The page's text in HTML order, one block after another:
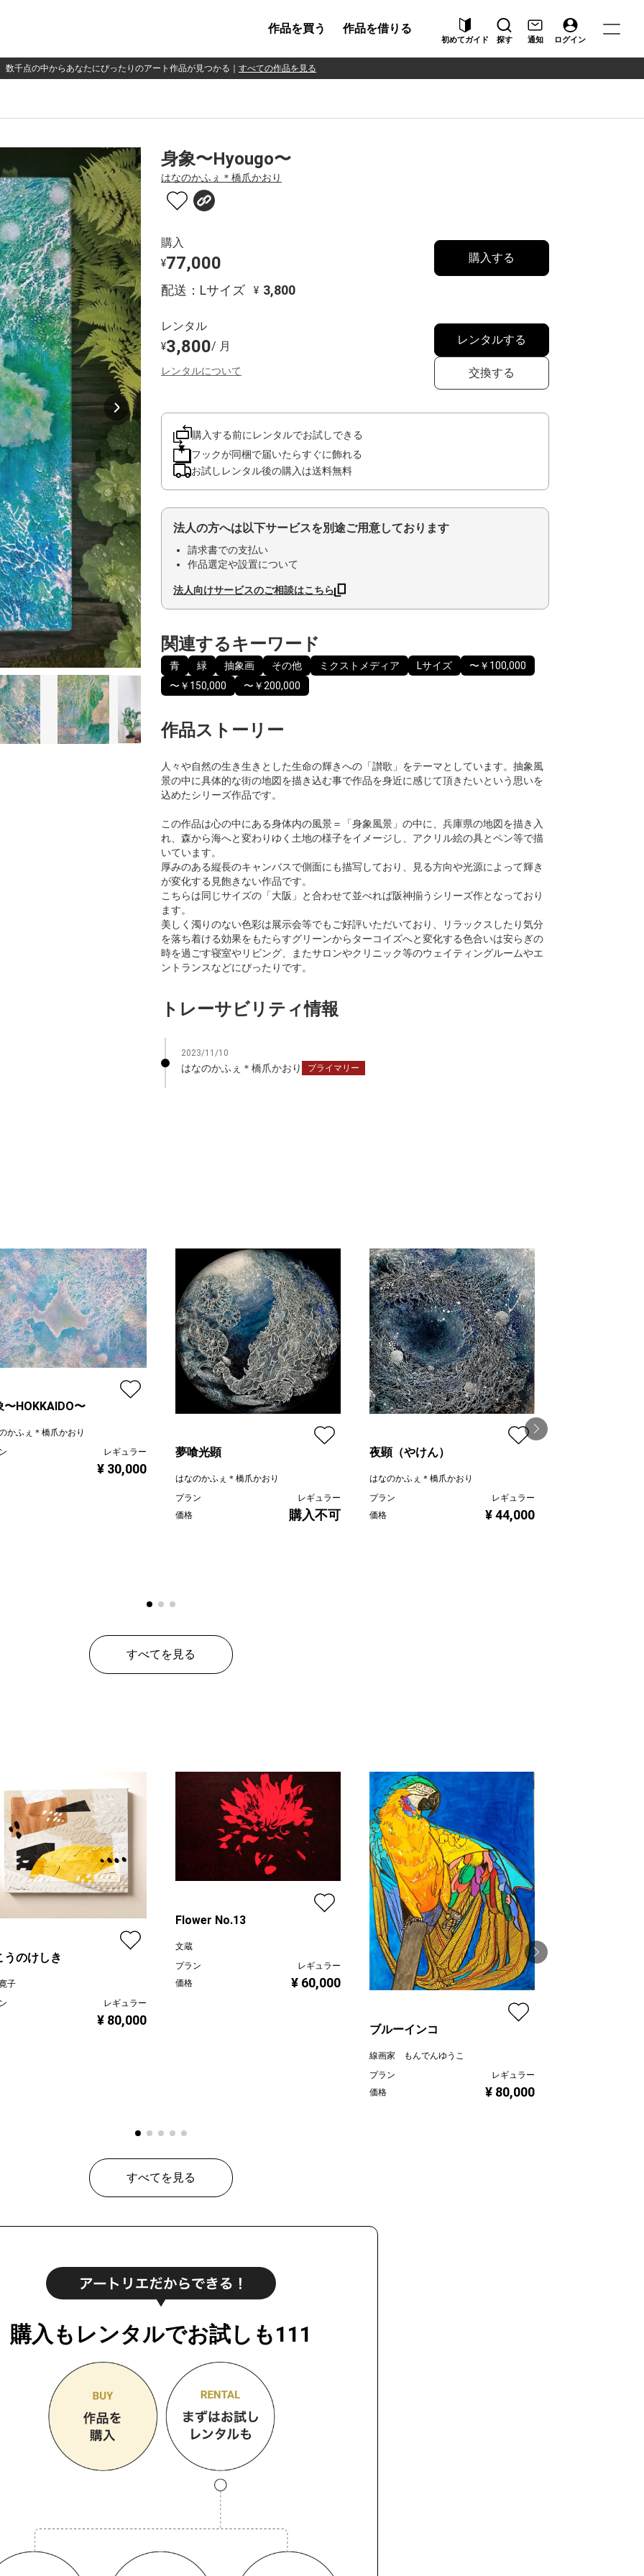
作品を買う 作品を借りる
初めてガイド 探す 通知 ログイン
数千点の中からあなたにぴったりのアート作品が見つかる すべての作品を見る
身象〜Hyougo〜
はなのかふぇ＊橋爪かおり
購入
¥77,000
配送：Lサイズ ¥ 3,800
購入する
レンタル
¥3,800/ 月
レンタルについて
レンタルする
交換する
購入する前にレンタルでお試しできる
フックが同梱で届いたらすぐに飾れる
お試しレンタル後の購入は送料無料
法人の方へは以下サービスを別途ご用意しております
請求書での支払い
作品選定や設置について
法人向けサービスのご相談はこちら
関連するキーワード
青 緑 抽象画 その他 ミクストメディア Lサイズ
〜￥100,000
〜￥150,000
〜￥200,000
作品ストーリー
人々や自然の生き生きとした生命の輝きへの「讃歌」をテーマとしています。抽象風
景の中に具体的な街の地図を描き込む事で作品を身近に感じて頂きたいという思いを
込めたシリーズ作品です。
この作品は心の中にある身体内の風景＝「身象風景」の中に、兵庫県の地図を描き入
れ、森から海へと変わりゆく土地の様子をイメージし、アクリル絵の具とペン等で描
いています。
厚みのある縦長のキャンバスで側面にも描写しており、見る方向や光源によって輝き
が変化する見飽きない作品です。
こちらは同じサイズの「大阪」と合わせて並べれば阪神揃うシリーズ作となっており
ます。
美しく濁りのない色彩は展示会等でもご好評いただいており、リラックスしたり気分
を落ち着ける効果をもたらすグリーンからターコイズへと変化する色合いは安らぎの
時を過ごす寝室やリビング、またサロンやクリニック等のウェイティングルームやエ
ントランスなどにぴったりです。
トレーサビリティ情報
2023/11/10
はなのかふぇ＊橋爪かおり プライマリー
〜HOKKAIDO〜
かふぇ＊橋爪かおり
レギュラー
¥ 30,000
夢喰光顕
はなのかふぇ＊橋爪かおり
プラン
レギュラー
価格
購入不可
夜顕（やけん）
はなのかふぇ＊橋爪かおり
プラン
レギュラー
価格
¥ 44,000
すべてを見る
うのけしき
子
レギュラー
¥ 80,000
Flower No.13
文蔵
プラン
レギュラー
価格
¥ 60,000
ブルーインコ
線画家 もんでんゆうこ
プラン
レギュラー
価格
¥ 80,000
すべてを見る
購入もレンタルでお試しも111